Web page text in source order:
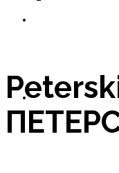
Оплата в